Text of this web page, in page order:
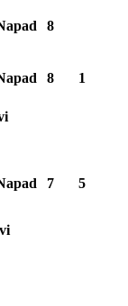
8
8 1
7 5